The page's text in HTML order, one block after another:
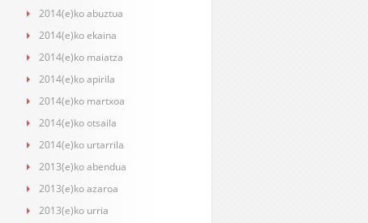
2014(e)ko abuztua
2014(e)ko ekaina
2014(e)ko maiatza
2014(e)ko apirila
2014(e)ko martxoa
2014(e)ko otsaila
2014(e)ko urtarrila
2013(e)ko abendua
2013(e)ko azaroa
2013(e)ko urria